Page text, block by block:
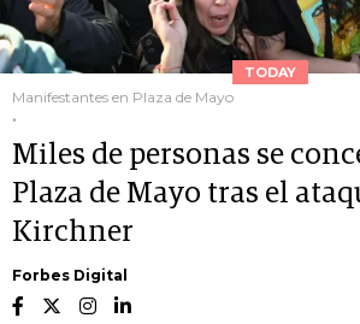
TODAY
Manifestantes en Plaza de Mayo
.
Miles de personas se
Plaza de Mayo tras el
Kirchner
Forbes Digital